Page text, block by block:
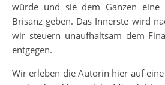
würde und sie dem Ganzen eine
Brisanz geben. Das Innerste wird
wir steuern unaufhaltsam dem
entgegen.
Wir erleben die Autorin hier auf